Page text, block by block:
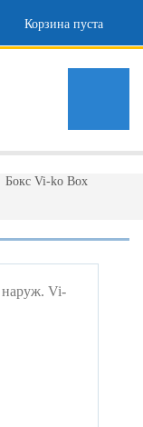
Корзина пуста
Бокс Vi-ko Box